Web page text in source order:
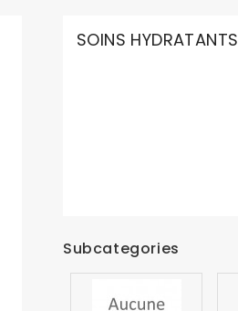
SOINS HYDRATANTS
Subcategories